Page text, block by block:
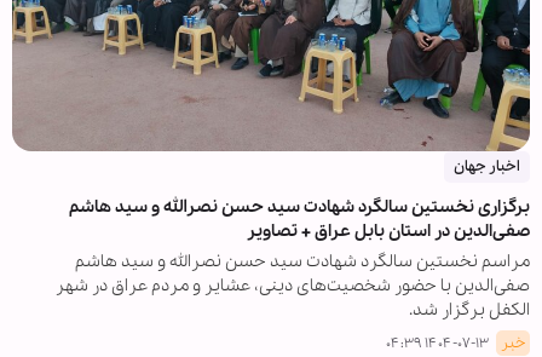
اخبار جهان
برگزاری نخستین سالگرد شهادت سید حسن نصرالله و سید هاشم
صفی‌الدین در استان بابل عراق + تصاویر
مراسم نخستین سالگرد شهادت سید حسن نصرالله و سید هاشم
صفی‌الدین با حضور شخصیت‌های دینی، عشایر و مردم عراق در شهر
الکفل برگزار شد.
خبر ۱۴۰۴-۰۷-۱۳ ۰۴:۳۹